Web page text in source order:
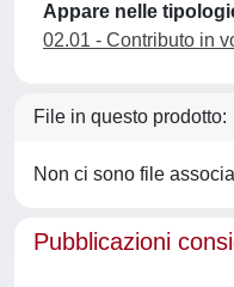
Appare nelle
02.01 - Contributo in
File in questo prodotto:
Non ci sono file
Pubblicazioni